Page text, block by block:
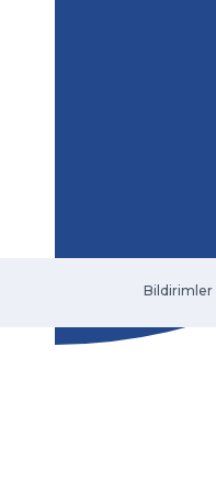
Bildirimler